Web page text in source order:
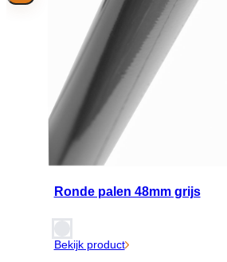
Ronde palen 48mm grijs
Bekijk product